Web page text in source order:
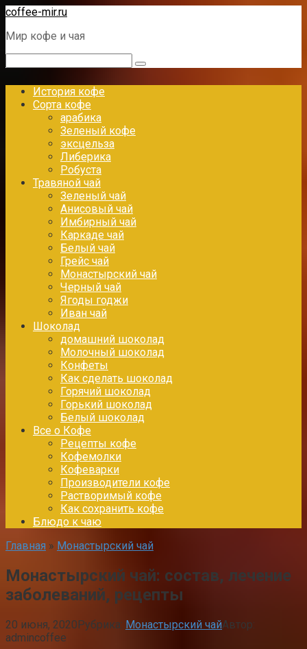
Перейти
контенту
coffee-mir.ru
Мир кофе и чая
История кофе
Сорта кофе
арабика
Зеленый кофе
эксцельза
Либерика
Робуста
Травяной чай
Зеленый чай
Анисовый чай
Имбирный чай
Каркаде чай
Белый чай
Грейс чай
Монастырский чай
Черный чай
Ягоды годжи
Иван чай
Шоколад
домашний шоколад
Молочный шоколад
Конфеты
Как сделать шоколад
Горячий шоколад
Горький шоколад
Белый шоколад
Все о Кофе
Рецепты кофе
Кофемолки
Кофеварки
Производители кофе
Растворимый кофе
Как сохранить кофе
Блюдо к чаю
Главная » Монастырский чай
Монастырский чай: состав, лечение
заболеваний, рецепты
20 июня, 2020Рубрика: Монастырский чайАвтор:
admincoffee